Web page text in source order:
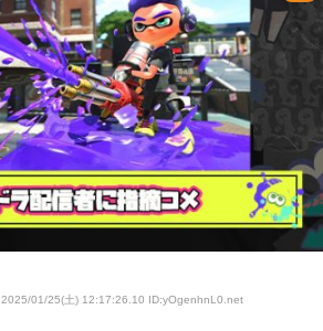
2025/01/25(土) 12:17:26.10 ID:yOgenhnL0 .net